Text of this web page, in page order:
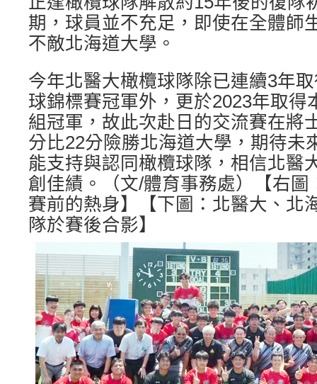
期，球員並不充足，即使在全體師
不敵北海道大學。
今年北醫大橄欖球隊除已連續3年
球錦標賽冠軍外，更於2023年取得
組冠軍，故此次赴日的交流賽在將
分比22分險勝北海道大學，期待未
能支持與認同橄欖球隊，相信北醫
創佳績。（文/體育事務處）【右圖
賽前的熱身】【下圖：北醫大、北
隊於賽後合影】